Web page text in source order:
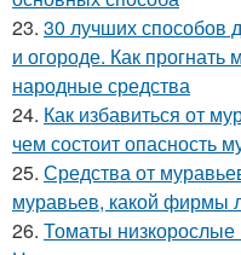
23. 30 лучших способов
и огороде. Как прогнать
народные средства
24. Как избавиться от
чем состоит опасность
25. Средства от
муравьев, какой фирмы
26. Томаты